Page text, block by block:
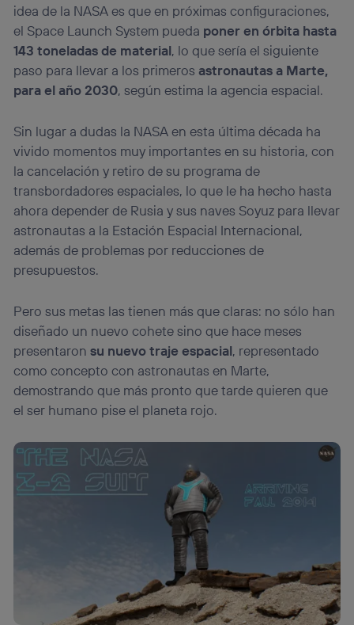
idea de la NASA es que en próximas configuraciones,
el Space Launch System pueda poner en órbita hasta
143 toneladas de material, lo que sería el siguiente
paso para llevar a los primeros astronautas a Marte,
para el año 2030, según estima la agencia espacial.
Sin lugar a dudas la NASA en esta última década ha
vivido momentos muy importantes en su historia, con
la cancelación y retiro de su programa de
transbordadores espaciales, lo que le ha hecho hasta
ahora depender de Rusia y sus naves Soyuz para llevar
astronautas a la Estación Espacial Internacional,
además de problemas por reducciones de
presupuestos.
Pero sus metas las tienen más que claras: no sólo han
diseñado un nuevo cohete sino que hace meses
presentaronsu nuevo traje espacial, representado
como concepto con astronautas en Marte,
demostrando que más pronto que tarde quieren que
el ser humano pise el planeta rojo.